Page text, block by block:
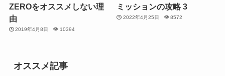
ZEROをオススメしない理
由
2019年4月8日 10394
ミッションの攻略 3
2022年4月25日 8572
オススメ記事